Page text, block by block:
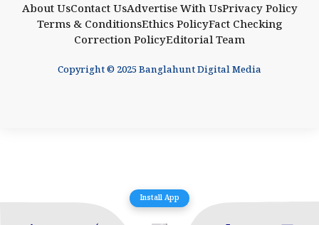
About UsContact UsAdvertise With UsPrivacy Policy
Terms & ConditionsEthics PolicyFact Checking
Correction PolicyEditorial Team
Copyright © 2025 Banglahunt Digital Media
Install App